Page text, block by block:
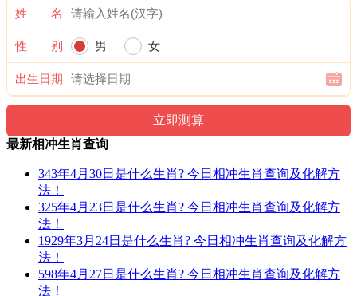
姓 名
性 别 男 女
出生日期
最新相冲生肖查询
343年4月30日是什么生肖? 今日相冲生肖查询及化解方
法！
325年4月23日是什么生肖? 今日相冲生肖查询及化解方
法！
1929年3月24日是什么生肖? 今日相冲生肖查询及化解方
法！
598年4月27日是什么生肖? 今日相冲生肖查询及化解方
法！